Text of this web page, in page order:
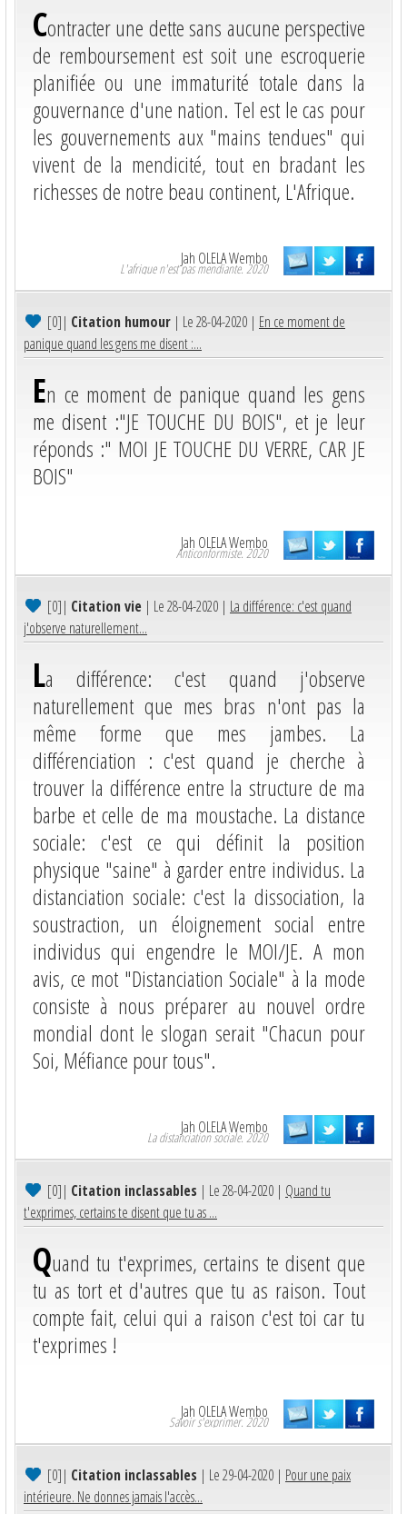
Contracter une dette sans aucune perspective
de remboursement est soit une escroquerie
planifiée ou une immaturité totale dans la
gouvernance d'une nation. Tel est le cas pour
les gouvernements aux "mains tendues" qui
vivent de la mendicité, tout en bradant les
richesses de notre beau continent, L'Afrique.
Jah OLELA Wembo
L'afrique n'est pas mendiante. 2020
[0]| Citation humour | Le 28-04-2020 | En ce moment de
panique quand les gens me disent :...
En ce moment de panique quand les gens
me disent :"JE TOUCHE DU BOIS", et je leur
réponds :" MOI JE TOUCHE DU VERRE, CAR JE
BOIS"
Jah OLELA Wembo
Anticonformiste. 2020
[0]| Citation vie | Le 28-04-2020 | La différence: c'est quand
j'observe naturellement...
La différence: c'est quand j'observe
naturellement que mes bras n'ont pas la
même forme que mes jambes. La
différenciation : c'est quand je cherche à
trouver la différence entre la structure de ma
barbe et celle de ma moustache. La distance
sociale: c'est ce qui définit la position
physique "saine" à garder entre individus. La
distanciation sociale: c'est la dissociation, la
soustraction, un éloignement social entre
individus qui engendre le MOI/JE. A mon
avis, ce mot "Distanciation Sociale" à la mode
consiste à nous préparer au nouvel ordre
mondial dont le slogan serait "Chacun pour
Soi, Méfiance pour tous".
Jah OLELA Wembo
La distanciation sociale. 2020
[0]| Citation inclassables | Le 28-04-2020 | Quand tu
t'exprimes, certains te disent que tu as ...
Quand tu t'exprimes, certains te disent que
tu as tort et d'autres que tu as raison. Tout
compte fait, celui qui a raison c'est toi car tu
t'exprimes !
Jah OLELA Wembo
Savoir s'exprimer. 2020
[0]| Citation inclassables | Le 29-04-2020 | Pour une paix
intérieure. Ne donnes jamais l'accès...